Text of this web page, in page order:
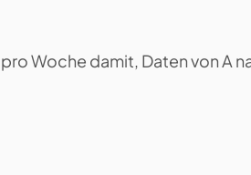
Woche damit, Daten von A